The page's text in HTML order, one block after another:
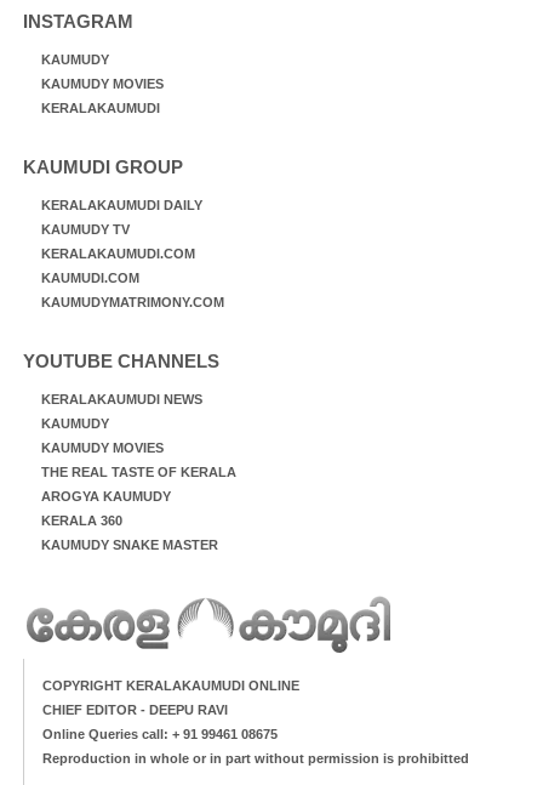
INSTAGRAM
KAUMUDY
KAUMUDY MOVIES
KERALAKAUMUDI
KAUMUDI GROUP
KERALAKAUMUDI DAILY
KAUMUDY TV
KERALAKAUMUDI.COM
KAUMUDI.COM
KAUMUDYMATRIMONY.COM
YOUTUBE CHANNELS
KERALAKAUMUDI NEWS
KAUMUDY
KAUMUDY MOVIES
THE REAL TASTE OF KERALA
AROGYA KAUMUDY
KERALA 360
KAUMUDY SNAKE MASTER
COPYRIGHT KERALAKAUMUDI ONLINE
CHIEF EDITOR - DEEPU RAVI
Online Queries call: + 91 99461 08675
Reproduction in whole or in part without permission is prohibitted